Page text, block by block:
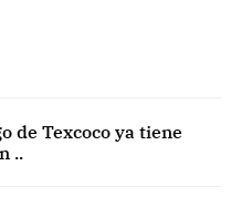
de Texcoco ya tiene
..